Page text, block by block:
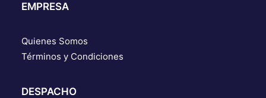
EMPRESA
Quienes Somos
Términos y Condiciones
DESPACHO